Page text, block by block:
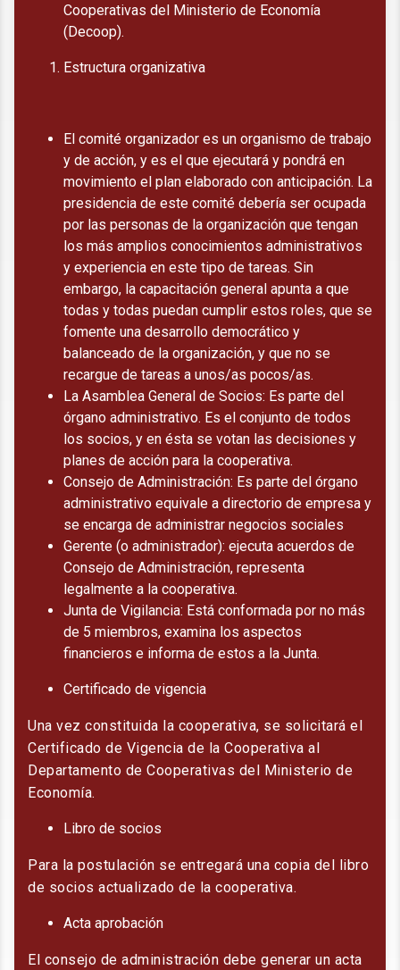
Cooperativas del Ministerio de Economía
(Decoop).
Estructura organizativa
El comité organizador es un organismo de trabajo
y de acción, y es el que ejecutará y pondrá en
movimiento el plan elaborado con anticipación. La
presidencia de este comité debería ser ocupada
por las personas de la organización que tengan
los más amplios conocimientos administrativos
y experiencia en este tipo de tareas. Sin
embargo, la capacitación general apunta a que
todas y todas puedan cumplir estos roles, que se
fomente una desarrollo democrático y
balanceado de la organización, y que no se
recargue de tareas a unos/as pocos/as.
La Asamblea General de Socios: Es parte del
órgano administrativo. Es el conjunto de todos
los socios, y en ésta se votan las decisiones y
planes de acción para la cooperativa.
Consejo de Administración: Es parte del órgano
administrativo equivale a directorio de empresa y
se encarga de administrar negocios sociales
Gerente (o administrador): ejecuta acuerdos de
Consejo de Administración, representa
legalmente a la cooperativa.
Junta de Vigilancia: Está conformada por no más
de 5 miembros, examina los aspectos
financieros e informa de estos a la Junta.
Certificado de vigencia
Una vez constituida la cooperativa, se solicitará el
Certificado de Vigencia de la Cooperativa al
Departamento de Cooperativas del Ministerio de
Economía.
Libro de socios
Para la postulación se entregará una copia del libro
de socios actualizado de la cooperativa.
Acta aprobación
El consejo de administración debe generar un acta